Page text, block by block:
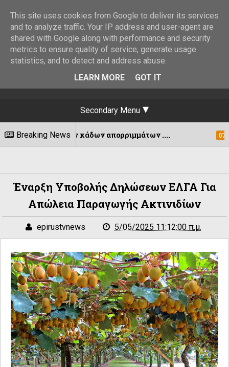
Secondary Menu
Breaking News
κάδων απορριμμάτων .... 07/08/2026
Έναρξη Υποβολής Δηλώσεων ΕΛΓΑ Για
Απώλεια Παραγωγής Ακτινιδίων
epirustvnews 5/05/2025 11:12:00 π.μ.
This site uses cookies from Google to deliver its services
and to analyze traffic. Your IP address and user-agent are
shared with Google along with performance and security
metrics to ensure quality of service, generate usage
statistics, and to detect and address abuse.
LEARN MORE
GOT IT